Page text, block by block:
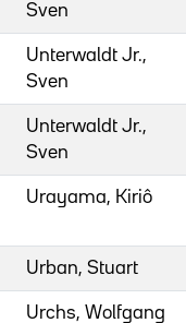
Sven
Unterwaldt Jr.,
Sven
Unterwaldt Jr.,
Sven
Urayama, Kiriô
Urban, Stuart
Urchs, Wolfgang